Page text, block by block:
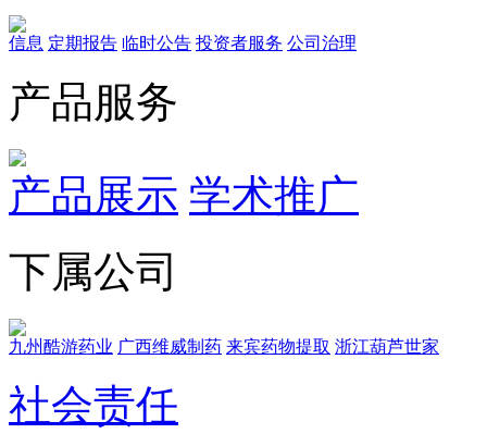
信息 定期报告 临时公告 投资者服务 公司治理
产品服务
产品展示 学术推广
下属公司
九州酷游药业 广西维威制药 来宾药物提取 浙江葫芦世家
社会责任